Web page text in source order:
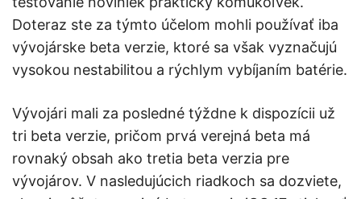
Doteraz ste za týmto účelom mohli používať iba
vývojárske beta verzie, ktoré sa však vyznačujú
vysokou nestabilitou a rýchlym vybíjaním batérie.
Vývojári mali za posledné týždne k dispozícii už
tri beta verzie, pričom prvá verejná beta má
rovnaký obsah ako tretia beta verzia pre
vývojárov. V nasledujúcich riadkoch sa dozviete,